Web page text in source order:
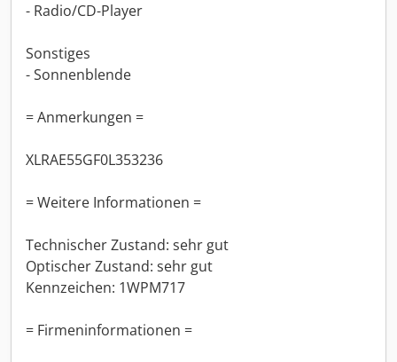
- Radio/CD-Player
Sonstiges
- Sonnenblende
= Anmerkungen =
XLRAE55GF0L353236
= Weitere Informationen =
Technischer Zustand: sehr gut
Optischer Zustand: sehr gut
Kennzeichen: 1WPM717
= Firmeninformationen =